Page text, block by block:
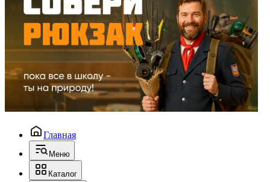
Главная
Меню
Каталог